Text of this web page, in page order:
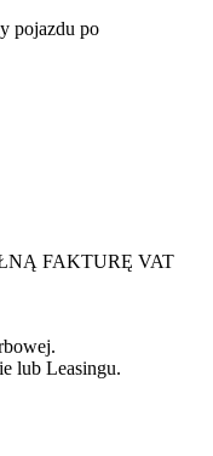
pojazdu po
FAKTURĘ VAT
lub Leasingu.